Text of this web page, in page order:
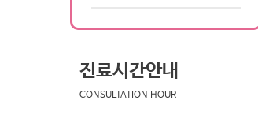
진료시간안내
CONSULTATION HOUR